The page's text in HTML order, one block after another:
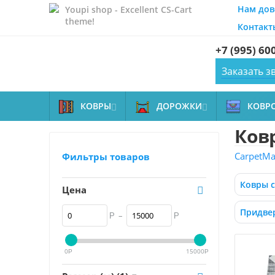
Youpi shop - Excellent CS-Cart
theme!
Нам
+7 (995)
Заказать
КОВРЫ ДОРОЖКИ
Фильтры товаров
Цена
Р – Р
0Р 15000Р
Ковры